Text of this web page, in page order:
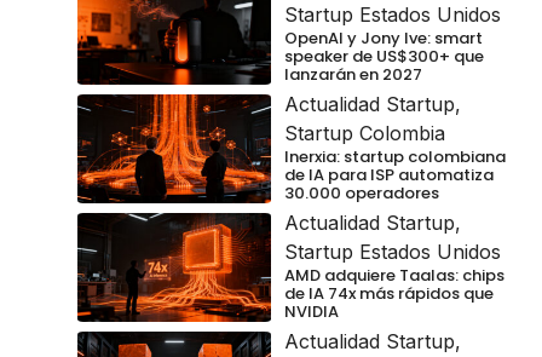
Startup Estados Unidos
OpenAI y Jony Ive: smart
speaker de US$300+ que
lanzarán en 2027
Actualidad Startup,
Startup Colombia
Inerxia: startup colombiana
de IA para ISP automatiza
30.000 operadores
Actualidad Startup,
Startup Estados Unidos
AMD adquiere Taalas: chips
de IA 74x más rápidos que
NVIDIA
Actualidad Startup,